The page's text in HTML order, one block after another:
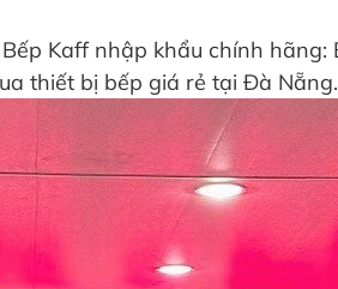
Kaff nhập khẩu chính
thiết bị bếp giá rẻ tại Đà